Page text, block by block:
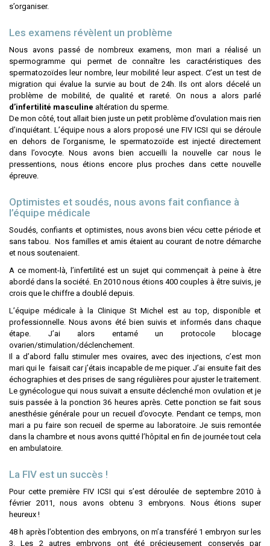
s’organiser.
Les examens révèlent un problème
Nous avons passé de nombreux examens, mon mari a réalisé un
spermogramme qui permet de connaître les caractéristiques des
spermatozoïdes leur nombre, leur mobilité leur aspect. C’est un test de
migration qui évalue la survie au bout de 24h. Ils ont alors décelé un
problème de mobilité, de qualité et rareté. On nous a alors parlé
d’infertilité masculine altération du sperme.
De mon côté, tout allait bien juste un petit problème d’ovulation mais rien
d’inquiétant. L’équipe nous a alors proposé une FIV ICSI qui se déroule
en dehors de l’organisme, le spermatozoïde est injecté directement
dans l’ovocyte. Nous avons bien accueilli la nouvelle car nous le
pressentions, nous étions encore plus proches dans cette nouvelle
épreuve.
Optimistes et soudés, nous avons fait confiance à
l’équipe médicale
Soudés, confiants et optimistes, nous avons bien vécu cette période et
sans tabou. Nos familles et amis étaient au courant de notre démarche
et nous soutenaient.
A ce moment-là, l’infertilité est un sujet qui commençait à peine à être
abordé dans la société. En 2010 nous étions 400 couples à être suivis, je
crois que le chiffre a doublé depuis.
L’équipe médicale à la Clinique St Michel est au top, disponible et
professionnelle. Nous avons été bien suivis et informés dans chaque
étape. J’ai alors entamé un protocole blocage
ovarien/stimulation/déclenchement.
Il a d’abord fallu stimuler mes ovaires, avec des injections, c’est mon
mari qui le faisait car j’étais incapable de me piquer. J’ai ensuite fait des
échographies et des prises de sang régulières pour ajuster le traitement.
Le gynécologue qui nous suivait a ensuite déclenché mon ovulation et je
suis passée à la ponction 36 heures après. Cette ponction se fait sous
anesthésie générale pour un recueil d’ovocyte. Pendant ce temps, mon
mari a pu faire son recueil de sperme au laboratoire. Je suis remontée
dans la chambre et nous avons quitté l’hôpital en fin de journée tout cela
en ambulatoire.
La FIV est un succès !
Pour cette première FIV ICSI qui s’est déroulée de septembre 2010 à
février 2011, nous avons obtenu 3 embryons. Nous étions super
heureux !
48 h après l’obtention des embryons, on m’a transféré 1 embryon sur les
3. Les 2 autres embryons ont été précieusement conservés par